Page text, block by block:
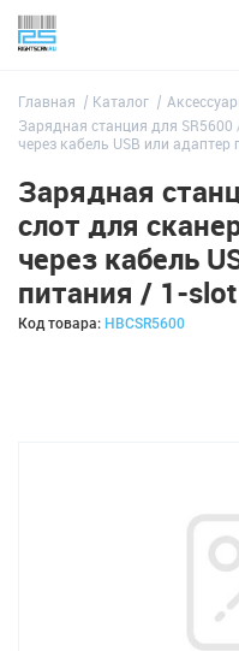
Главная Каталог
Зарядная станция для
через кабель USB или
Зарядная
слот для
через кабель
питания / 1-
Код товара: HBCSR5600